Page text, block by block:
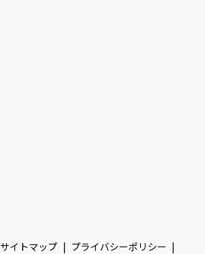
サイトマップ プライバシーポリシー